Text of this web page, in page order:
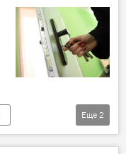
Еще 2